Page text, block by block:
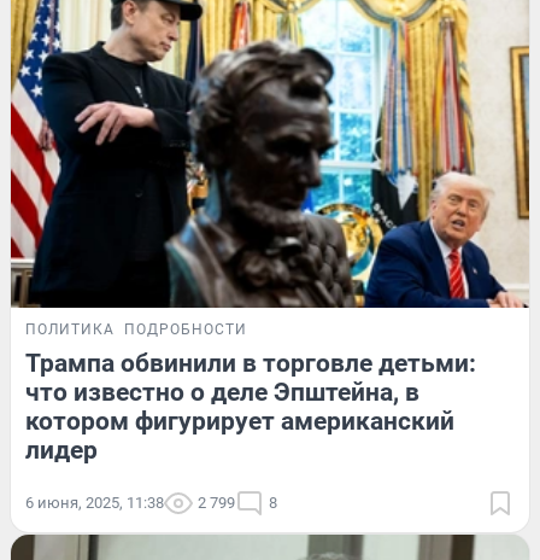
ПОЛИТИКА ПОДРОБНОСТИ
Трампа обвинили в торговле детьми:
что известно о деле Эпштейна, в
котором фигурирует американский
лидер
6 июня, 2025, 11:38 2 799 8